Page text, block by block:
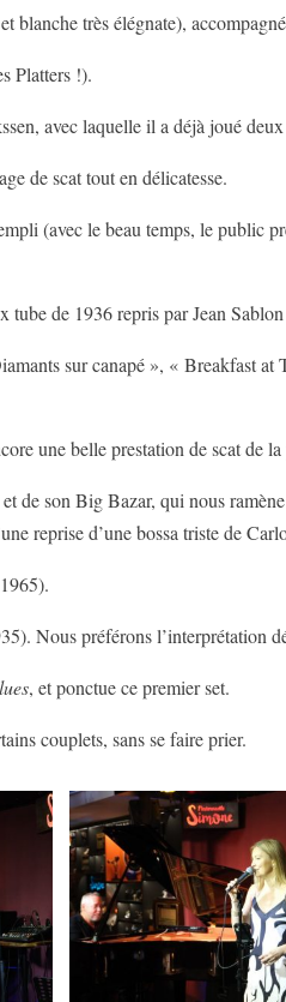
blanche très élégnate),
Platters !).
avec laquelle il a déjà joué
de scat tout en délicatesse.
(avec le beau temps, le public
tube de 1936 repris par Jean
sur canapé », « Breakfast
une belle prestation de scat de
de son Big Bazar, qui nous
reprise d’une bossa triste de
Nous préférons l’interprétation
, et ponctue ce premier set.
couplets, sans se faire prier.